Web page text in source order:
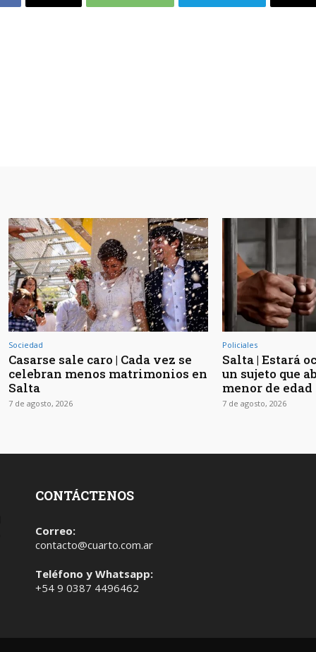
Sociedad
Casarse sale caro | Cada vez se
celebran menos matrimonios en
Salta
7 de agosto, 2026
Policiales
Salta | Estará
un sujeto que
menor de edad
7 de agosto, 2026
CONTÁCTENOS
Correo:
contacto@cuarto.com.ar
Teléfono y Whatsapp:
+54 9 0387 4496462